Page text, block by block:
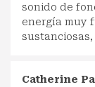
sonido de
energía muy
Catherine